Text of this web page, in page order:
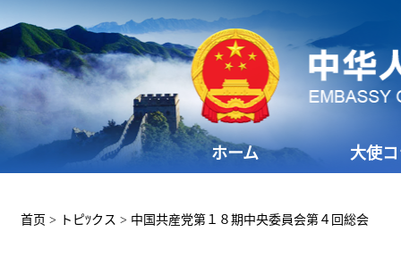
ホーム 大使
首页 > トピﾂクス > 中国共産党第１８期中央委員会第４回総会